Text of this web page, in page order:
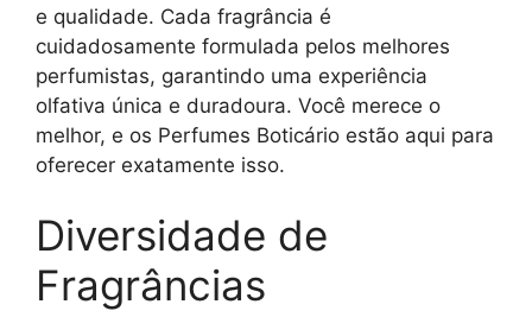
e qualidade. Cada fragrância é
cuidadosamente formulada pelos melhores
perfumistas, garantindo uma experiência
olfativa única e duradoura. Você merece o
melhor, e os Perfumes Boticário estão aqui para
oferecer exatamente isso.
Diversidade de
Fragrâncias